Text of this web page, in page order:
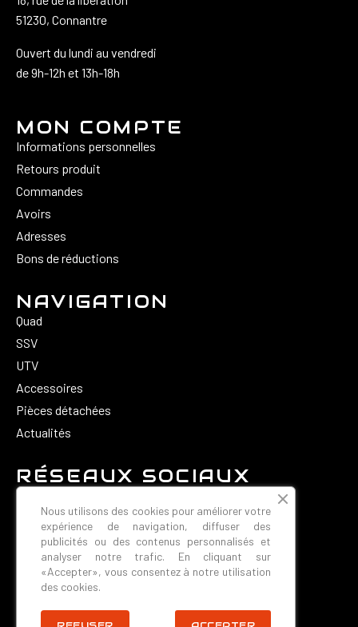
51230, Connantre
Ouvert du lundi au vendredi
de 9h-12h et 13h-18h
MON COMPTE
Informations personnelles
Retours produit
Commandes
Avoirs
Adresses
Bons de réductions
NAVIGATION
Quad
SSV
UTV
Accessoires
Pièces détachées
Actualités
RÉSEAUX SOCIAUX
CONTACT
Nous utilisons des cookies pour améliorer votre
expérience de navigation, diffuser des
publicités ou des contenus personnalisés et
analyser notre trafic. En cliquant sur
«Accepter», vous consentez à notre utilisation
des cookies.